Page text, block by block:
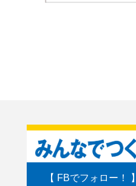
【 FBでフォロー！ 】